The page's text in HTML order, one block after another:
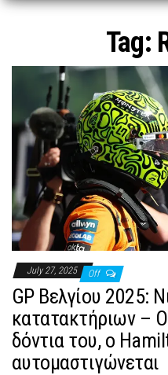
Tag:
July 27, 2025 Off
GP Βελγίου 2025:
κατατακτήριων –
δόντια του, ο
αυτομαστιγώνεται